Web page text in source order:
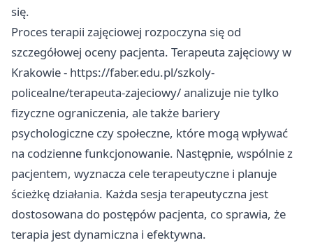
się.
Proces terapii zajęciowej rozpoczyna się od
szczegółowej oceny pacjenta. Terapeuta zajęciowy w
Krakowie - https://faber.edu.pl/szkoly-
policealne/terapeuta-zajeciowy/analizuje nie tylko
fizyczne ograniczenia, ale także bariery
psychologiczne czy społeczne, które mogą wpływać
na codzienne funkcjonowanie. Następnie, wspólnie z
pacjentem, wyznacza cele terapeutyczne i planuje
ścieżkę działania. Każda sesja terapeutyczna jest
dostosowana do postępów pacjenta, co sprawia, że
terapia jest dynamiczna i efektywna.